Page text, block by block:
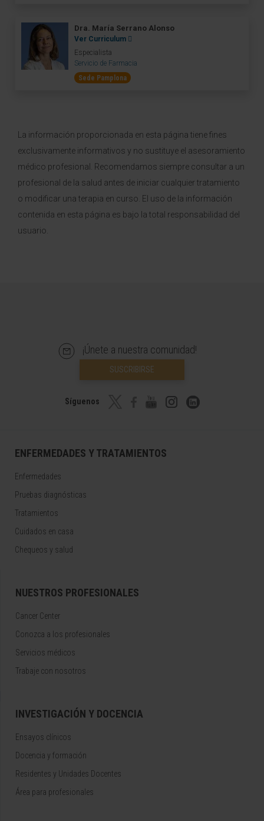
Dra. María Serrano Alonso
Ver Curriculum
Especialista
Servicio de Farmacia
Sede Pamplona
La información proporcionada en esta página tiene fines
exclusivamente informativos y no sustituye el asesoramiento
médico profesional. Recomendamos siempre consultar a un
profesional de la salud antes de iniciar cualquier tratamiento
o modificar una terapia en curso. El uso de la información
contenida en esta página es bajo la total responsabilidad del
usuario.
¡Únete a nuestra comunidad!
SUSCRIBIRSE
Síguenos
ENFERMEDADES Y TRATAMIENTOS
Enfermedades
Pruebas diagnósticas
Tratamientos
Cuidados en casa
Chequeos y salud
NUESTROS PROFESIONALES
Cancer Center
Conozca a los profesionales
Servicios médicos
Trabaje con nosotros
INVESTIGACIÓN Y DOCENCIA
Ensayos clínicos
Docencia y formación
Residentes y Unidades Docentes
Área para profesionales